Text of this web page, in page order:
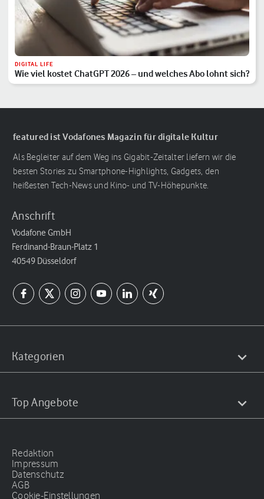
DIGITAL LIFE
Wie viel kostet ChatGPT 2026 – und welches Abo lohnt sich?
featured ist Vodafones Magazin für digitale Kultur
Als Begleiter auf dem Weg ins Gigabit-Zeitalter liefern wir die
besten Stories zu Smartphone-Highlights, Gadgets, den
heißesten Tech-News und Kino- und TV-Höhepunkte.
Anschrift
Vodafone GmbH
Ferdinand-Braun-Platz 1
40549 Düsseldorf
Kategorien
Top Angebote
Redaktion
Impressum
Datenschutz
AGB
Cookie-Einstellungen